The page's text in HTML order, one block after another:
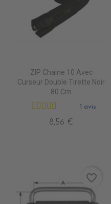
ZIP Chaine 10 Avec
Curseur Double Tirette Noir
80 Cm
1 avis
8,56 €
favorite_border